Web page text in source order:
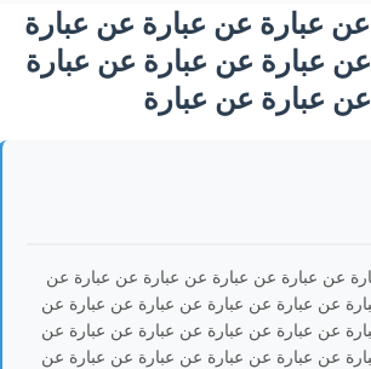
عبارة عن عبارة عن عبارة
عبارة عن عبارة عن عبارة
عبارة عن عبارة
عن عبارة عن عبارة عن عبارة عن عبارة عن
عن عبارة عن عبارة عن عبارة عن عبارة عن
عن عبارة عن عبارة عن عبارة عن عبارة عن
عن عبارة عن عبارة عن عبارة عن عبارة عن